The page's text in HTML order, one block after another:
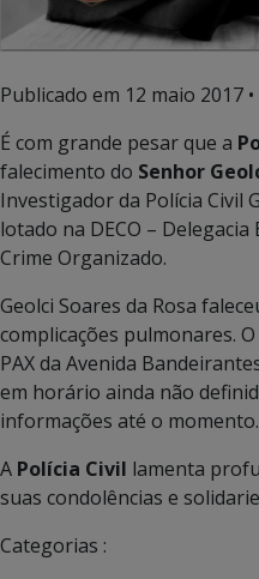
Publicado em 12 maio 2017
É com grande pesar que a
falecimento do Senhor
Investigador da Polícia Civil
lotado na DECO –
Crime Organizado.
Geolci Soares da Rosa
complicações pulmonares.
PAX da Avenida
em horário ainda não
informações até o momento.
A Polícia Civil lamenta
suas condolências e
Categorias :